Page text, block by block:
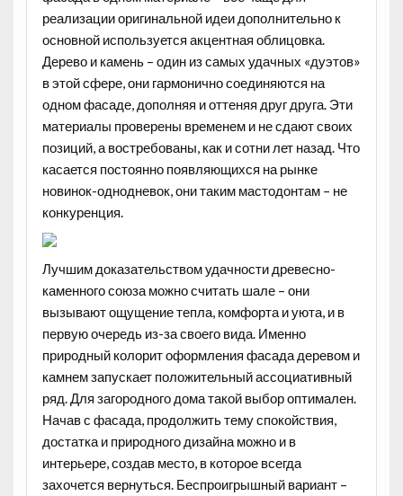
реализации оригинальной идеи дополнительно к
основной используется акцентная облицовка.
Дерево и камень – один из самых удачных «дуэтов»
в этой сфере, они гармонично соединяются на
одном фасаде, дополняя и оттеняя друг друга. Эти
материалы проверены временем и не сдают своих
позиций, а востребованы, как и сотни лет назад. Что
касается постоянно появляющихся на рынке
новинок-однодневок, они таким мастодонтам – не
конкуренция.
Лучшим доказательством удачности древесно-
каменного союза можно считать шале – они
вызывают ощущение тепла, комфорта и уюта, и в
первую очередь из-за своего вида. Именно
природный колорит оформления фасада деревом и
камнем запускает положительный ассоциативный
ряд. Для загородного дома такой выбор оптимален.
Начав с фасада, продолжить тему спокойствия,
достатка и природного дизайна можно и в
интерьере, создав место, в которое всегда
захочется вернуться. Беспроигрышный вариант –